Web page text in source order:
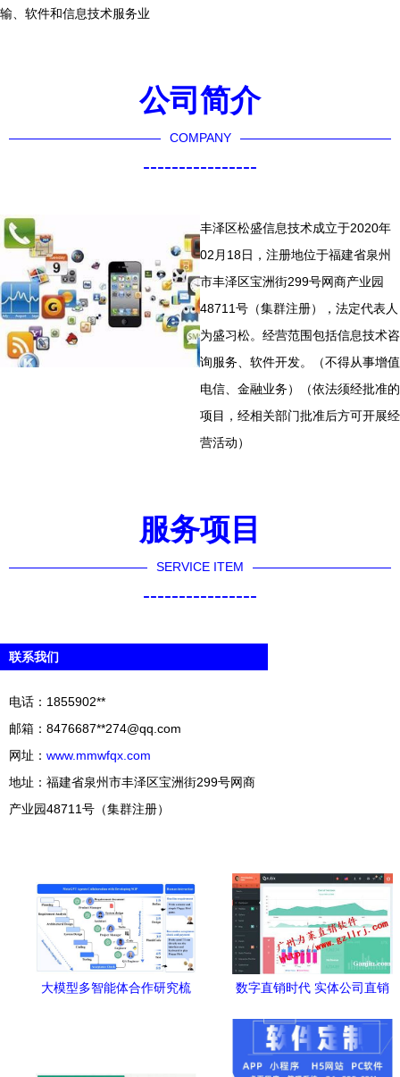
输、软件和信息技术服务业
公司简介
COMPANY
----------------
丰泽区松盛信息技术成立于2020年
02月18日，注册地位于福建省泉州
市丰泽区宝洲街299号网商产业园
48711号（集群注册），法定代表人
为盛习松。经营范围包括信息技术咨
询服务、软件开发。（不得从事增值
电信、金融业务）（依法须经批准的
项目，经相关部门批准后方可开展经
营活动）
服务项目
SERVICE ITEM
----------------
联系我们
电话：1855902**
邮箱：8476687**274@qq.com
网址： www.mmwfqx.com
地址：福建省泉州市丰泽区宝洲街299号网商
产业园48711号（集群注册）
大模型多智能体合作研究梳
数字直销时代 实体公司直销
新